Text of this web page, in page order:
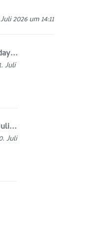
2026 um 14:11
Juli
Juli